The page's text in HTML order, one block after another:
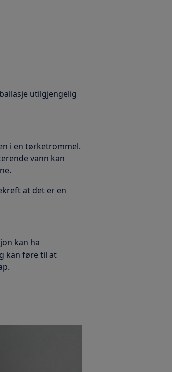
utilgjengelig
i en tørketrommel.
vann kan
at det er en
kan ha
kan føre til at